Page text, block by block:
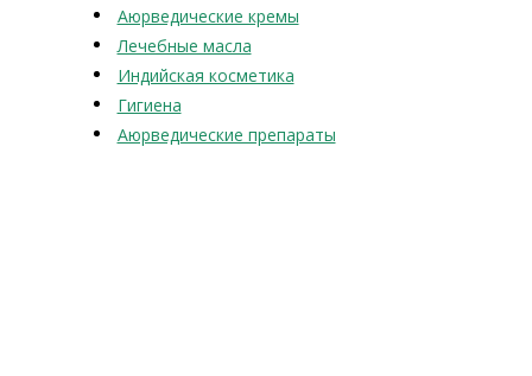
Аюрведические кремы
Лечебные масла
Индийская косметика
Гигиена
Аюрведические препараты